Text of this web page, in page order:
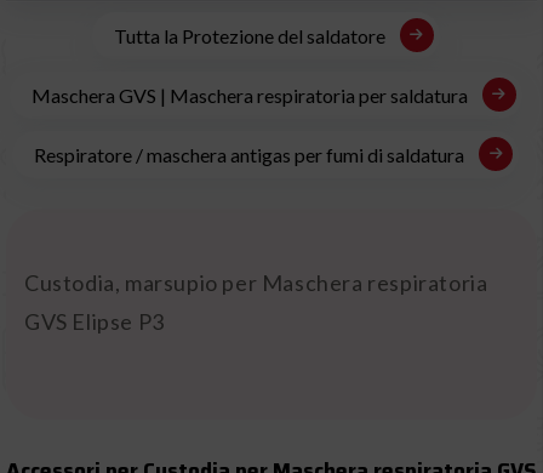
Tutta la Protezione del saldatore
Maschera GVS | Maschera respiratoria per saldatura
Respiratore / maschera antigas per fumi di saldatura
Custodia, marsupio per Maschera respiratoria
GVS Elipse P3